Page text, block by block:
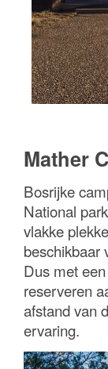
Mather
Bosrijke
National
vlakke
beschikbaar
Dus met
reserveren
afstand van
ervaring.